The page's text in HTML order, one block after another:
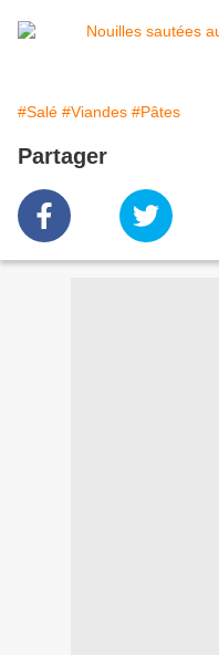
#Salé #Viandes #Pâtes
Partager